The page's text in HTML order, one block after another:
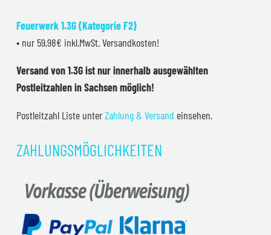
Feuerwerk 1.3G (Kategorie F2)
• nur 59,98€ inkl.MwSt. Versandkosten!
Versand von 1.3G ist nur innerhalb ausgewählten
Postleitzahlen in Sachsen möglich!
Postleitzahl Liste unterZahlung & Versand einsehen.
ZAHLUNGSMÖGLICHKEITEN